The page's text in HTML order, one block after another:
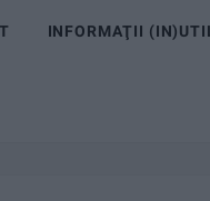
INFORMAŢII